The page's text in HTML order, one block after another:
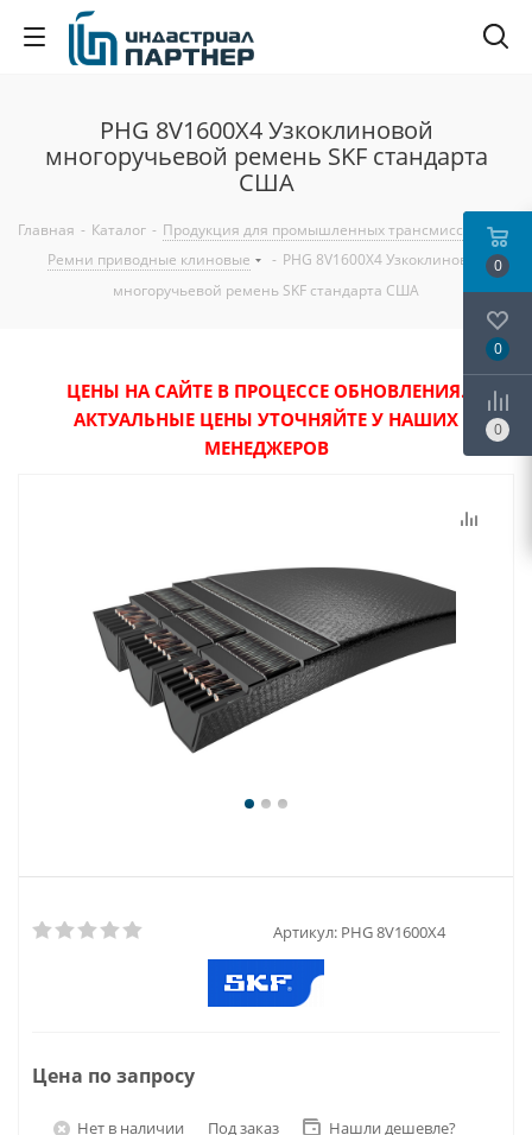
PHG 8V1600X4 Узкоклиновой
многоручьевой ремень SKF стандарта
США
Главная - Каталог - Продукция для промышленных трансмиссий
-
Ремни приводные клиновые
- PHG 8V1600X4 Узкоклиновой
многоручьевой ремень SKF стандарта США
ЦЕНЫ НА САЙТЕ В ПРОЦЕССЕ ОБНОВЛЕНИЯ.
АКТУАЛЬНЫЕ ЦЕНЫ УТОЧНЯЙТЕ У НАШИХ
МЕНЕДЖЕРОВ
Артикул: PHG 8V1600X4
Цена по запросу
Нет в наличии Под заказ Нашли дешевле?
0
0
0